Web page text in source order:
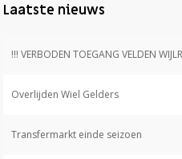
Laatste nieuws
!!! VERBODEN TOEGANG VELDEN
Overlijden Wiel Gelders
Transfermarkt einde seizoen